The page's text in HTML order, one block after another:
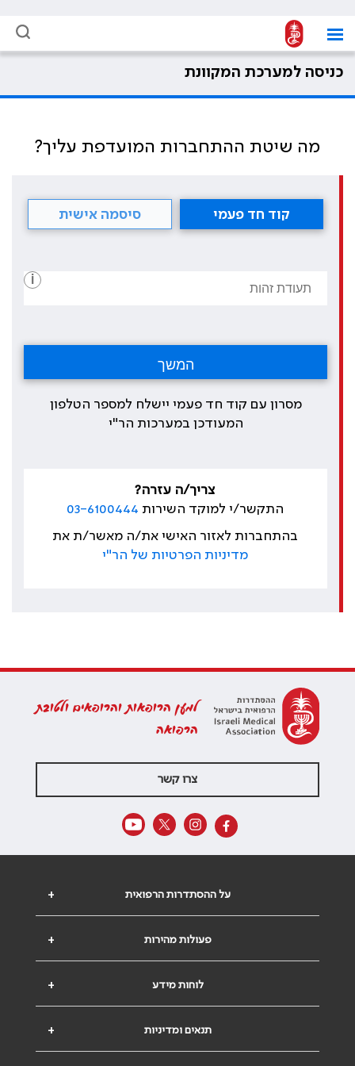
כניסה למערכת המקוונת
מה שיטת ההתחברות המועדפת עליך?
קוד חד פעמי סיסמה אישית
i
מסרון עם קוד חד פעמי יישלח למספר הטלפון
המעודכן במערכות הר"י
צריך/ה עזרה?
התקשר/י למוקד השירות 03-6100444
בהתחברות לאזור האישי את/ה מאשר/ת את
מדיניות הפרטיות של הר"י
למען הרופאות והרופאים ולטובת
הרפואה
צרו קשר
+ על ההסתדרות הרפואית
+ פעולות מהירות
+ לוחות מידע
+ תנאים ומדיניות